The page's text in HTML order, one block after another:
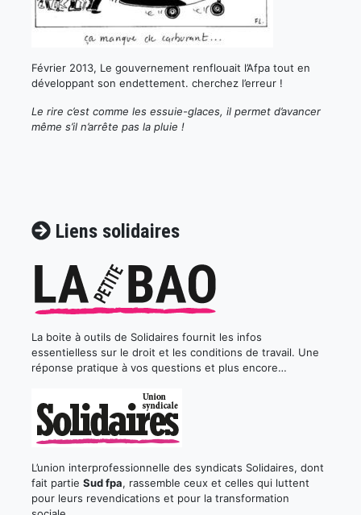
Février 2013, Le gouvernement renflouait l’Afpa tout en
développant son endettement. cherchez l’erreur !
Le rire c’est comme les essuie-glaces, il permet d’avancer
même s’il n’arrête pas la pluie !
Liens solidaires
La boite à outils de Solidaires fournit les infos
essentielless sur le droit et les conditions de travail. Une
réponse pratique à vos questions et plus encore…
L’union interprofessionnelle des syndicats Solidaires, dont
fait partie Sud fpa, rassemble ceux et celles qui luttent
pour leurs revendications et pour la transformation